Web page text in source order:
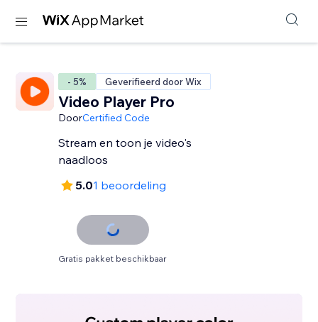
- 5% Geverifieerd door Wix
Video Player Pro
DoorCertified Code
Stream en toon je video's
naadloos
5.01 beoordeling
Gratis pakket beschikbaar